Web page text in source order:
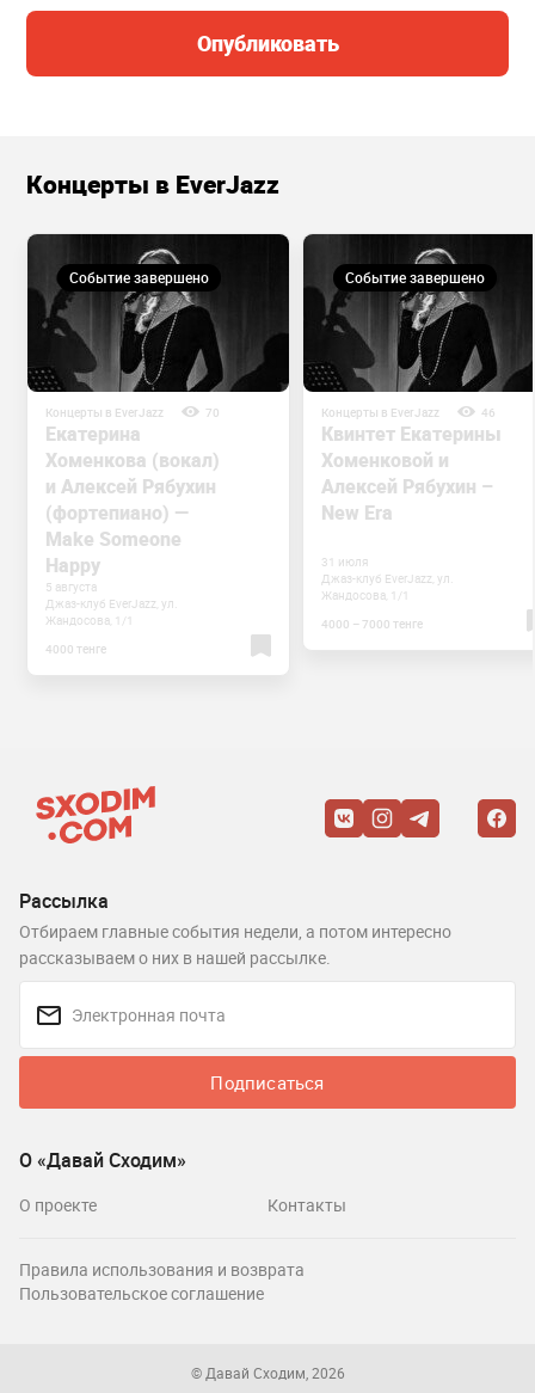
Опубликовать
Концерты в EverJazz
Событие завершено
Концерты в EverJazz 70
Екатерина
Хоменкова (вокал)
и Алексей Рябухин
(фортепиано) —
Make Someone
Happy
5 августа
Джаз-клуб EverJazz, ул.
Жандосова, 1/1
4000 тенге
Событие завершено
Концерты в EverJazz 46
Квинтет Екатерины
Хоменковой и
Алексей Рябухин –
New Era
31 июля
Джаз-клуб EverJazz, ул.
Жандосова, 1/1
4000 – 7000 тенге
Рассылка
Отбираем главные события недели, а потом интересно
рассказываем о них в нашей рассылке.
Подписаться
О «Давай Сходим»
О проекте Контакты
Правила использования и возврата
Пользовательское соглашение
© Давай Сходим, 2026